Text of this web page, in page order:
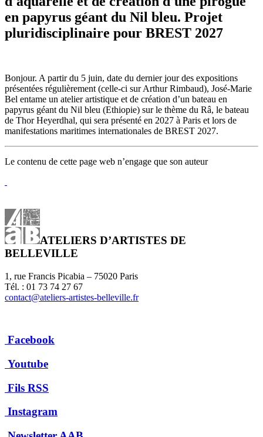
en papyrus géant du Nil bleu. Projet
pluridisciplinaire pour BREST 2027
Bonjour. A partir du 5 juin, date du dernier jour des expositions
présentées régulièrement (celle-ci sur Arthur Rimbaud), José-Marie
Bel entame un atelier artistique et de création d’un bateau en
papyrus géant du Nil bleu (Ethiopie) sur le thème du Râ, le bateau
de Thor Heyerdhal, qui sera présenté en 2027 à Paris et lors de
manifestations maritimes internationales de BREST 2027.
Le contenu de cette page web n’engage que son auteur
ATELIERS D’ARTISTES DE
BELLEVILLE
1, rue Francis Picabia – 75020 Paris
Tél. : 01 73 74 27 67
contact@ateliers-artistes-belleville.fr
Facebook
Youtube
Fils RSS
Instagram